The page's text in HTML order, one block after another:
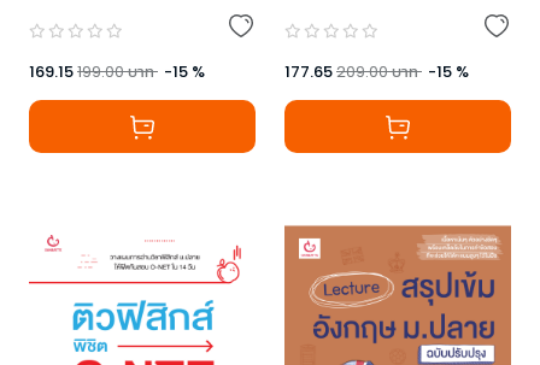
169.15199.00บาท -15 % 177.65209.00บาท -15 %